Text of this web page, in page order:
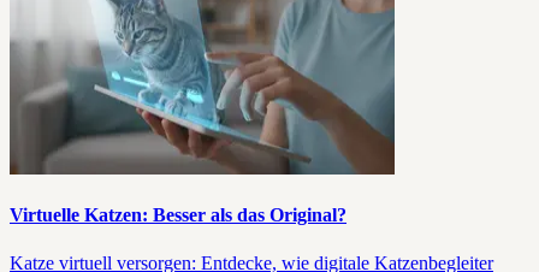
Virtuelle Katzen: Besser als das Original?
Katze virtuell versorgen: Entdecke, wie digitale Katzenbegleiter